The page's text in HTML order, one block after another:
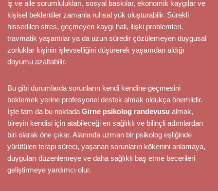
iş ve aile sorumlulukları, sosyal baskılar, ekonomik kaygılar ve
kişisel beklentiler zamanla ruhsal yük oluşturabilir. Sürekli
hissedilen stres, geçmeyen kaygı hali, ilişki problemleri,
travmatik yaşantılar ya da uzun süredir çözülemeyen duygusal
zorluklar kişinin işlevselliğini düşürerek yaşamdan aldığı
doyumu azaltabilir.
Bu gibi durumlarda sorunların kendi kendine geçmesini
beklemek yerine profesyonel destek almak oldukça önemlidir.
İşte tam da bu noktada Girne psikolog randevusu almak,
bireyin kendisi için atabileceği en sağlıklı ve bilinçli adımlardan
biri olarak öne çıkar. Alanında uzman bir psikolog eşliğinde
yürütülen terapi süreci, yaşanan sorunların kökenini anlamaya,
duyguları düzenlemeye ve daha sağlıklı baş etme becerileri
geliştirmeye yardımcı olur.